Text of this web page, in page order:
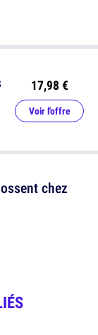
17,98 €
Voir l'offre
chez